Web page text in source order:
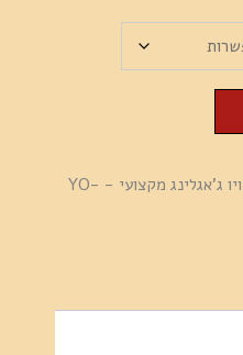
יויו ג'אגלינג מקצועי - YO-